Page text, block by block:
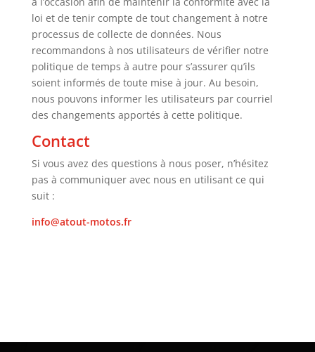
loi et de tenir compte de tout changement à notre
processus de collecte de données. Nous
recommandons à nos utilisateurs de vérifier notre
politique de temps à autre pour s’assurer qu’ils
soient informés de toute mise à jour. Au besoin,
nous pouvons informer les utilisateurs par courriel
des changements apportés à cette politique.
Contact
Si vous avez des questions à nous poser, n’hésitez
pas à communiquer avec nous en utilisant ce qui
suit :
info@atout-motos.fr